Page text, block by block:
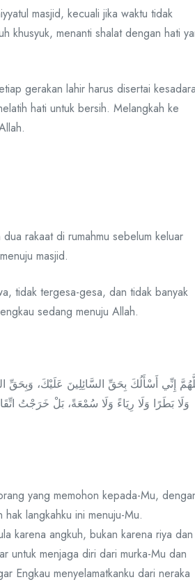
masjid, kecuali jika waktu tidak
khusyuk, menanti shalat dengan hati
gerakan lahir harus disertai
hati untuk bersih. Melangkah ke
rakaat di rumahmu sebelum keluar
masjid.
tidak tergesa-gesa, dan tidak banyak
sedang menuju Allah.
وَلَا بَطَرًا وَلَا رِيَاءً وَلَا سُمْعَةً، بَلْ خَرَجْتُ
yang memohon kepada-Mu,
langkahku ini menuju-Mu.
karena angkuh, bukan karena riya dan
untuk menjaga diri dari murka-Mu dan
Engkau menyelamatkanku dari neraka